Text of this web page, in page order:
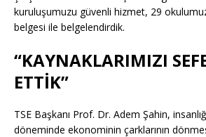
kuruluşumuzu güvenli hizmet, 29
belgesi ile belgelendirdik.
“KAYNAKLARIMIZI
ETTİK”
TSE Başkanı Prof. Dr. Adem Şahin,
döneminde ekonominin çarklarının